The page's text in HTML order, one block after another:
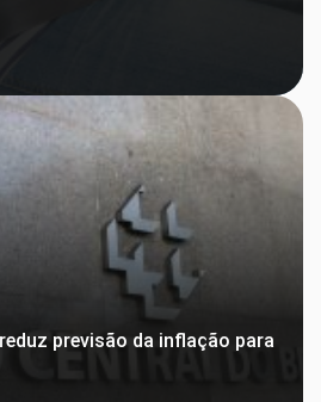
previsão da inflação para